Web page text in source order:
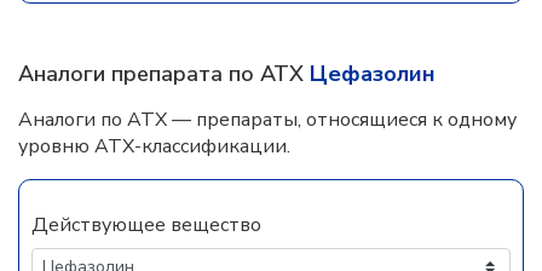
Аналоги препарата по АТХ Цефазолин
Аналоги по АТХ — препараты, относящиеся к одному
уровню АТХ-классификации.
Действующее вещество